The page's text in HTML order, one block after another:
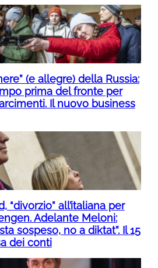
(e allegre) della Russia:
prima del fronte per
Il nuovo business
“divorzio” all’italiana per
Adelante Meloni:
sospeso, no a diktat”. Il 15
dei conti